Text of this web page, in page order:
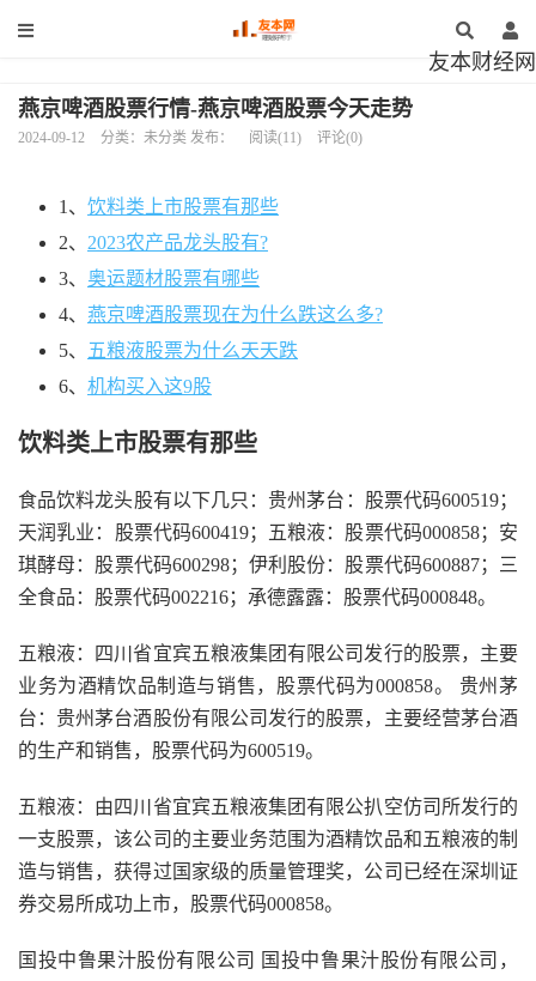
友本财经网
燕京啤酒股票行情-燕京啤酒股票今天走势
2024-09-12 分类：未分类 发布： 阅读(11) 评论(0)
1、 饮料类上市股票有那些
2、 2023农产品龙头股有?
3、 奥运题材股票有哪些
4、 燕京啤酒股票现在为什么跌这么多?
5、
五粮液股票为什么天天跌
6、 机构买入这9股
饮料类上市股票有那些
食品饮料龙头股有以下几只：贵州茅台：股票代码600519；
天润乳业：股票代码600419；五粮液：股票代码000858；安
琪酵母：股票代码600298；伊利股份：股票代码600887；三
全食品：股票代码002216；承德露露：股票代码000848。
五粮液：四川省宜宾五粮液集团有限公司发行的股票，主要
业务为酒精饮品制造与销售，股票代码为000858。 贵州茅
台：贵州茅台酒股份有限公司发行的股票，主要经营茅台酒
的生产和销售，股票代码为600519。
五粮液：由四川省宜宾五粮液集团有限公扒空仿司所发行的
一支股票，该公司的主要业务范围为酒精饮品和五粮液的制
造与销售，获得过国家级的质量管理奖，公司已经在深圳证
券交易所成功上市，股票代码000858。
国投中鲁果汁股份有限公司 国投中鲁果汁股份有限公司，